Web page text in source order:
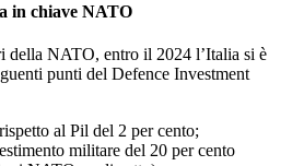
in chiave NATO
della NATO, entro il 2024 l’Italia si è
punti del Defence Investment
al Pil del 2 per cento;
militare del 20 per cento